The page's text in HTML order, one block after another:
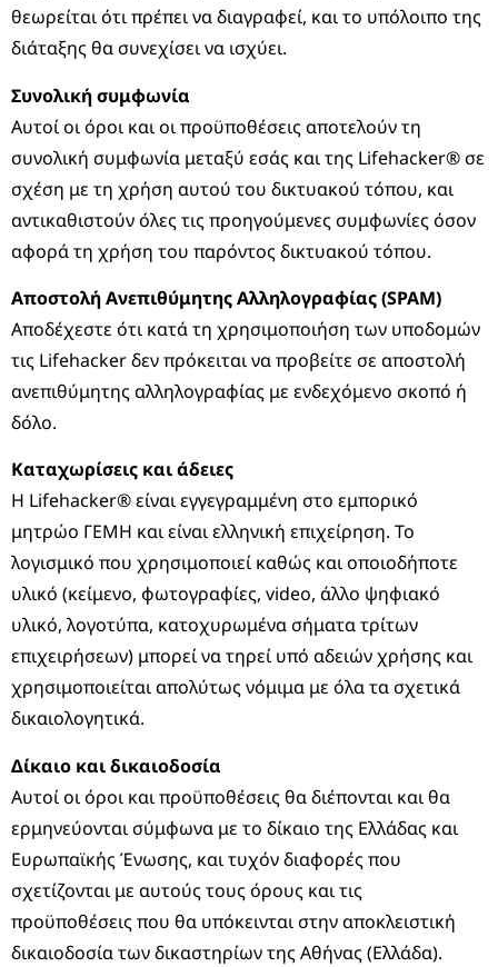
θεωρείται ότι πρέπει να διαγραφεί, και το υπόλοιπο της
διάταξης θα συνεχίσει να ισχύει.
Συνολική συμφωνία
Αυτοί οι όροι και οι προϋποθέσεις αποτελούν τη
συνολική συμφωνία μεταξύ εσάς και της Lifehacker® σε
σχέση με τη χρήση αυτού του δικτυακού τόπου, και
αντικαθιστούν όλες τις προηγούμενες συμφωνίες όσον
αφορά τη χρήση του παρόντος δικτυακού τόπου.
Αποστολή Ανεπιθύμητης Αλληλογραφίας (SPAM)
Αποδέχεστε ότι κατά τη χρησιμοποιήση των υποδομών
τις Lifehacker δεν πρόκειται να προβείτε σε αποστολή
ανεπιθύμητης αλληλογραφίας με ενδεχόμενο σκοπό ή
δόλο.
Καταχωρίσεις και άδειες
Η Lifehacker® είναι εγγεγραμμένη στο εμπορικό
μητρώο ΓΕΜΗ και είναι ελληνική επιχείρηση. Το
λογισμικό που χρησιμοποιεί καθώς και οποιοδήποτε
υλικό (κείμενο, φωτογραφίες, video, άλλο ψηφιακό
υλικό, λογοτύπα, κατοχυρωμένα σήματα τρίτων
επιχειρήσεων) μπορεί να τηρεί υπό αδειών χρήσης και
χρησιμοποιείται απολύτως νόμιμα με όλα τα σχετικά
δικαιολογητικά.
Δίκαιο και δικαιοδοσία
Αυτοί οι όροι και προϋποθέσεις θα διέπονται και θα
ερμηνεύονται σύμφωνα με το δίκαιο της Ελλάδας και
Ευρωπαϊκής Ένωσης, και τυχόν διαφορές που
σχετίζονται με αυτούς τους όρους και τις
προϋποθέσεις που θα υπόκεινται στην αποκλειστική
δικαιοδοσία των δικαστηρίων της Αθήνας (Ελλάδα).